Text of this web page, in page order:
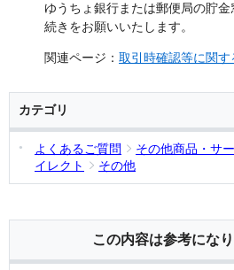
ゆうちょ銀行または郵便局の貯
続きをお願いいたします。
関連ページ： 取引時確認等に関す
カテゴリ
よくあるご質問 その他商品・サ
イレクト
その他
この内容は参考にな